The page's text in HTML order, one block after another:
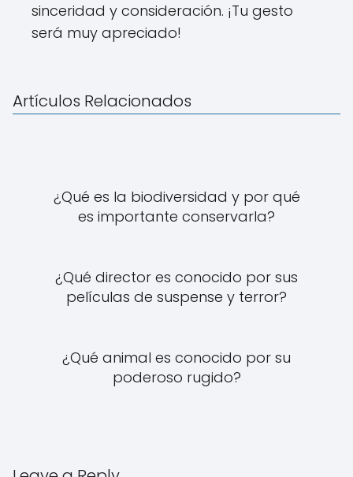
sinceridad y consideración. ¡Tu gesto
será muy apreciado!
Artículos Relacionados
¿Qué es la biodiversidad y por qué
es importante conservarla?
¿Qué director es conocido por sus
películas de suspense y terror?
¿Qué animal es conocido por su
poderoso rugido?